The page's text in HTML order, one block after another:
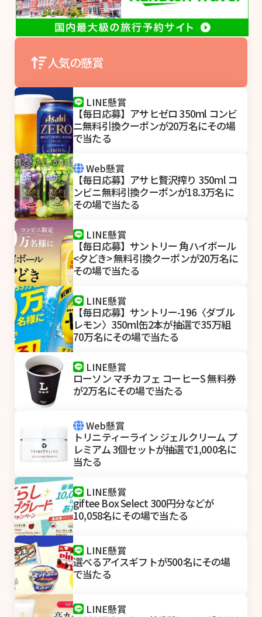
人気の懸賞
LINE懸賞
【毎日応募】アサヒゼロ 350ml コンビ
ニ無料引換クーポンが20万名にその場
で当たる
Web懸賞
【毎日応募】アサヒ贅沢搾り 350ml コ
ンビニ無料引換クーポンが18.3万名に
その場で当たる
LINE懸賞
【毎日応募】サントリー 角ハイボール
<夕どき> 無料引換クーポンが20万名に
その場で当たる
LINE懸賞
【毎日応募】サントリー-196〈ダブル
レモン〉350ml缶2本が抽選で35万組
70万名にその場で当たる
LINE懸賞
ローソン マチカフェ コーヒーS 無料券
が2万名にその場で当たる
Web懸賞
トリニティーライン ジェルクリーム プ
レミアム 3個セットが抽選で1,000名に
当たる
LINE懸賞
giftee Box Select 300円分などが
10,058名にその場で当たる
LINE懸賞
選べるアイスギフトが500名にその場
で当たる
LINE懸賞